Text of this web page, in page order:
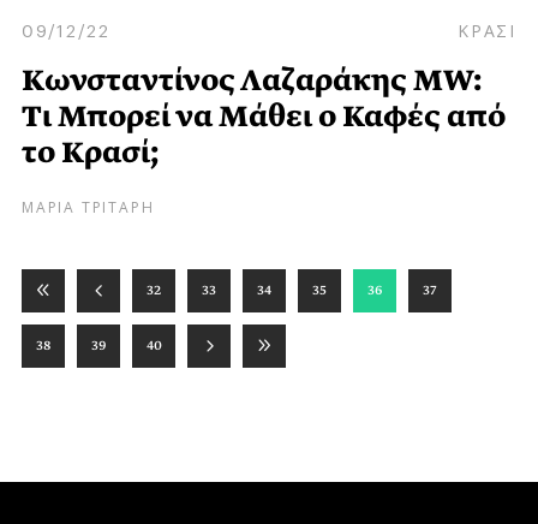
09/12/22 ΚΡΑΣΙ
Kωνσταντίνος Λαζαράκης MW:
Τι Μπορεί να Μάθει ο Καφές από
το Κρασί;
ΜΑΡΙΑ ΤΡΙΤΑΡΗ
32 33 34 35 36 37
38 39 40